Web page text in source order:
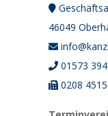
46049
01573
0208